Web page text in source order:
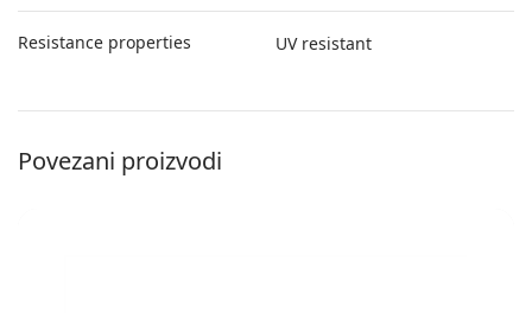
Resistance properties UV resistant
Povezani proizvodi